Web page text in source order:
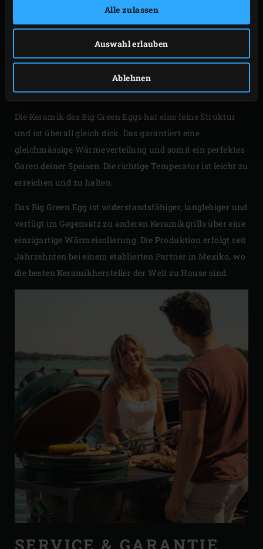
Alle zulassen
Auswahl erlauben
Ablehnen
technischer Keramik hergestellt. Es besteht aus einer
speziellen Zusammensetzung von Rohstoffen und wird in
einem langen Prozess bei hoher Temperatur gebrannt.
Unser Big Green Egg hält höchsten Temperaturen
mühelos stand. Die Keramik reflektiert die Hitze sehr gut
und hält ein Leben lang.
Die Keramik des Big Green Eggs hat eine feine Struktur
und ist überall gleich dick. Das garantiert eine
gleichmässige Wärmeverteilung und somit ein perfektes
Garen deiner Speisen. Die richtige Temperatur ist leicht zu
erreichen und zu halten.
Das Big Green Egg ist widerstandsfähiger, langlebiger und
verfügt im Gegensatz zu anderen Keramikgrills über eine
einzigartige Wärmeisolierung. Die Produktion erfolgt seit
Jahrzehnten bei einem etablierten Partner in Mexiko, wo
die besten Keramikhersteller der Welt zu Hause sind.
SERVICE & GARANTIE